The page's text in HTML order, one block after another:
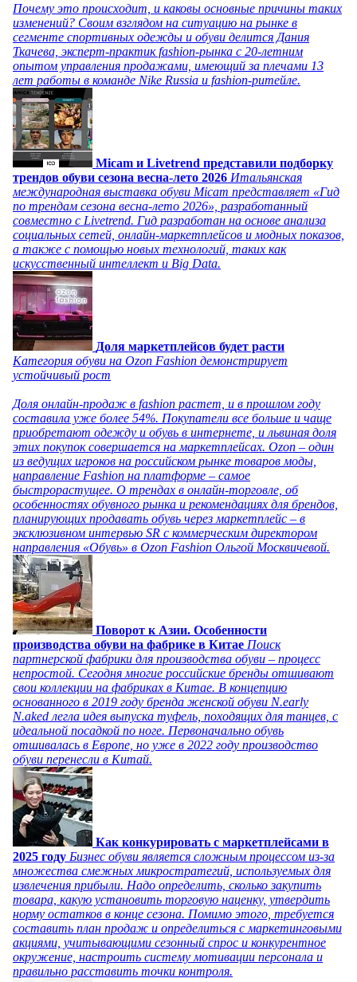
Почему это происходит, и каковы основные причины таких
изменений? Своим взглядом на ситуацию на рынке в
сегменте спортивных одежды и обуви делится Дания
Ткачева, эксперт-практик fashion-рынка с 20-летним
опытом управления продажами, имеющий за плечами 13
лет работы в команде Nike Russia и fashion-ритейле.
Micam и Livetrend представили подборку
трендов обуви сезона весна-лето 2026 Итальянская
международная выставка обуви Micam представляет «Гид
по трендам сезона весна-лето 2026», разработанный
совместно с Livetrend. Гид разработан на основе анализа
социальных сетей, онлайн-маркетплейсов и модных показов,
а также с помощью новых технологий, таких как
искусственный интеллект и Big Data.
Доля маркетплейсов будет расти
Категория обуви на Ozon Fashion демонстрирует
устойчивый рост
Доля онлайн-продаж в fashion растет, и в прошлом году
составила уже более 54%. Покупатели все больше и чаще
приобретают одежду и обувь в интернете, и львиная доля
этих покупок совершается на маркетплейсах. Ozon – один
из ведущих игроков на российском рынке товаров моды,
направление Fashion на платформе – самое
быстрорастущее. О трендах в онлайн-торговле, об
особенностях обувного рынка и рекомендациях для брендов,
планирующих продавать обувь через маркетплейс – в
эксклюзивном интервью SR с коммерческим директором
направления «Обувь» в Ozon Fashion Ольгой Москвичевой.
Поворот к Азии. Особенности
производства обуви на фабрике в Китае Поиск
партнерской фабрики для производства обуви – процесс
непростой. Сегодня многие российские бренды отшивают
свои коллекции на фабриках в Китае. В концепцию
основанного в 2019 году бренда женской обуви N.early
N.aked легла идея выпуска туфель, походящих для танцев, с
идеальной посадкой по ноге. Первоначально обувь
отшивалась в Европе, но уже в 2022 году производство
обуви перенесли в Китай.
Как конкурировать с маркетплейсами в
2025 году Бизнес обуви является сложным процессом из-за
множества смежных микростратегий, используемых для
извлечения прибыли. Надо определить, сколько закупить
товара, какую установить торговую наценку, утвердить
норму остатков в конце сезона. Помимо этого, требуется
составить план продаж и определиться с маркетинговыми
акциями, учитывающими сезонный спрос и конкурентное
окружение, настроить систему мотивации персонала и
правильно расставить точки контроля.